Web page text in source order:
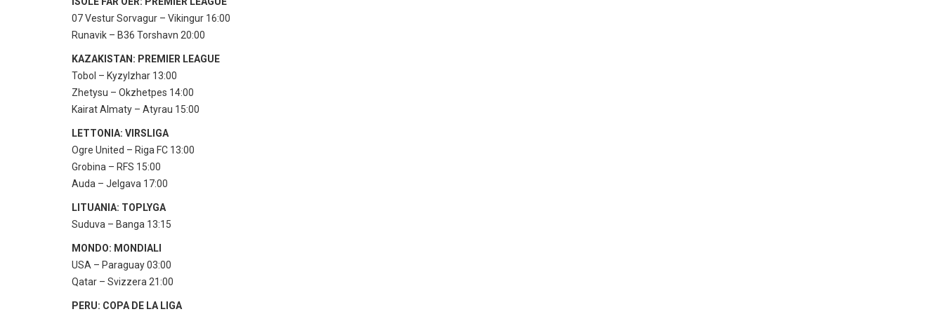
07 Vestur Sorvagur – Vikingur 16:00
Runavik – B36 Torshavn 20:00
KAZAKISTAN: PREMIER LEAGUE
Tobol – Kyzylzhar 13:00
Zhetysu – Okzhetpes 14:00
Kairat Almaty – Atyrau 15:00
LETTONIA: VIRSLIGA
Ogre United – Riga FC 13:00
Grobina – RFS 15:00
Auda – Jelgava 17:00
LITUANIA: TOPLYGA
Suduva – Banga 13:15
MONDO: MONDIALI
USA – Paraguay 03:00
Qatar – Svizzera 21:00
PERU: COPA DE LA LIGA